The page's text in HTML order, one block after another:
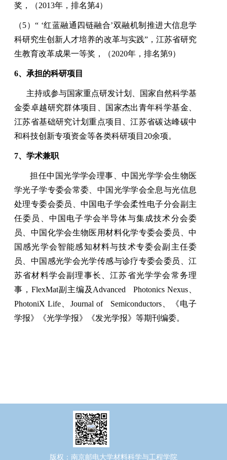
奖，（2013年，排名第4）
（5）“ ‘红蓝融通 四链融合’双融机制推进大信息学
科研究生创新人才培养的改革与实践”，江苏省研究
生教育改革成果一等奖，（2020年，排名第9）
6、承担的科研项目
主持或参与国家重点研发计划、国家自然科学基
金委卓越研究群体项目、国家杰出青年科学基金、
江苏省基础研究计划重点项目、江苏省碳达峰碳中
和科技创新专项资金等各类科研项目 20余项。
7、学术兼职
担任中国光学学会理事、中国光学学会生物医
学光子学专委会常委、中国光学学会全息与光信息
处理专委会委员、中国电子学会柔性电子分会副主
任委员、中国电子学会半导体与集成技术分会委
员、中国化学会生物医用材料化学专委会委员、中
国感光学会智能感知材料与技术专委会副主任委
员、中国感光学会光学传感与诊疗专委会委员、江
苏省材料学会副理事长、江苏省光学学会常务理
事， FlexMat副主编及 Advanced Photonics Nexus
PhotoniX Life
Journal of Semiconductors 、《电子
学报》《光学学报》《发光学报》等期刊编委。
版权：南京邮电大学材料科学与工程学院